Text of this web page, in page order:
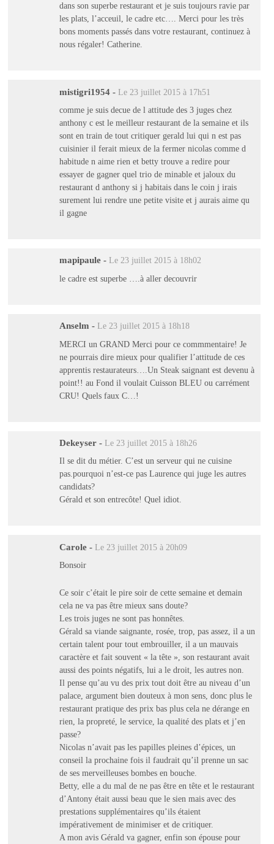
dans son superbe restaurant et je suis toujours ravie par
les plats, l’acceuil, le cadre etc…. Merci pour les très
bons moments passés dans votre restaurant, continuez à
nous régaler! Catherine.
mistigri1954 - Le 23 juillet 2015 à 17h51
comme je suis decue de l attitude des 3 juges chez
anthony c est le meilleur restaurant de la semaine et ils
sont en train de tout critiquer gerald lui qui n est pas
cuisinier il ferait mieux de la fermer nicolas comme d
habitude n aime rien et betty trouve a redire pour
essayer de gagner quel trio de minable et jaloux du
restaurant d anthony si j habitais dans le coin j irais
surement lui rendre une petite visite et j aurais aime qu
il gagne
mapipaule - Le 23 juillet 2015 à 18h02
le cadre est superbe ….à aller decouvrir
Anselm - Le 23 juillet 2015 à 18h18
MERCI un GRAND Merci pour ce commmentaire! Je
ne pourrais dire mieux pour qualifier l’attitude de ces
apprentis restaurateurs….Un Steak saignant est devenu à
point!! au Fond il voulait Cuisson BLEU ou carrément
CRU! Quels faux C…!
Dekeyser - Le 23 juillet 2015 à 18h26
Il se dit du métier. C’est un serveur qui ne cuisine
pas.pourquoi n’est-ce pas Laurence qui juge les autres
candidats?
Gérald et son entrecôte! Quel idiot.
Carole - Le 23 juillet 2015 à 20h09
Bonsoir
Ce soir c’était le pire soir de cette semaine et demain
cela ne va pas être mieux sans doute?
Les trois juges ne sont pas honnêtes.
Gérald sa viande saignante, rosée, trop, pas assez, il a un
certain talent pour tout embrouiller, il a un mauvais
caractère et fait souvent « la tête », son restaurant avait
aussi des points négatifs, lui a le droit, les autres non.
Il pense qu’au vu des prix tout doit être au niveau d’un
palace, argument bien douteux à mon sens, donc plus le
restaurant pratique des prix bas plus cela ne dérange en
rien, la propreté, le service, la qualité des plats et j’en
passe?
Nicolas n’avait pas les papilles pleines d’épices, un
conseil la prochaine fois il faudrait qu’il prenne un sac
de ses merveilleuses bombes en bouche.
Betty, elle a du mal de ne pas être en tête et le restaurant
d’Antony était aussi beau que le sien mais avec des
prestations supplémentaires qu’ils étaient
impérativement de minimiser et de critiquer.
A mon avis Gérald va gagner, enfin son épouse pour